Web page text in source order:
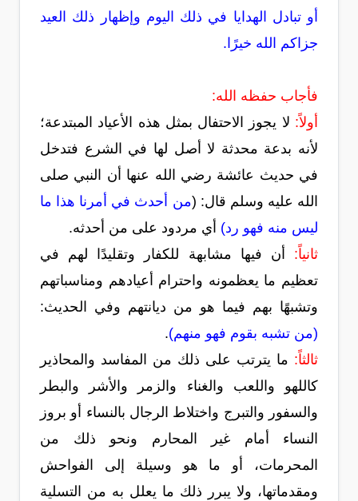
أو تبادل الهدايا في ذلك اليوم وإظهار ذلك العيد
جزاكم الله خيرًا.
فأجاب حفظه الله:
أولاً: لا يجوز الاحتفال بمثل هذه الأعياد المبتدعة؛
لأنه بدعة محدثة لا أصل لها في الشرع فتدخل
في حديث عائشة رضي الله عنها أن النبي صلى
الله عليه وسلم قال: (من أحدث في أمرنا هذا ما
ليس منه فهو رد) أي مردود على من أحدثه.
ثانياً: أن فيها مشابهة للكفار وتقليدًا لهم في
تعظيم ما يعظمونه واحترام أعيادهم ومناسباتهم
وتشبهًا بهم فيما هو من ديانتهم وفي الحديث:
(من تشبه بقوم فهو منهم).
ثالثاً: ما يترتب على ذلك من المفاسد والمحاذير
كاللهو واللعب والغناء والزمر والأشر والبطر
والسفور والتبرج واختلاط الرجال بالنساء أو بروز
النساء أمام غير المحارم ونحو ذلك من
المحرمات، أو ما هو وسيلة إلى الفواحش
ومقدماتها، ولا يبرر ذلك ما يعلل به من التسلية